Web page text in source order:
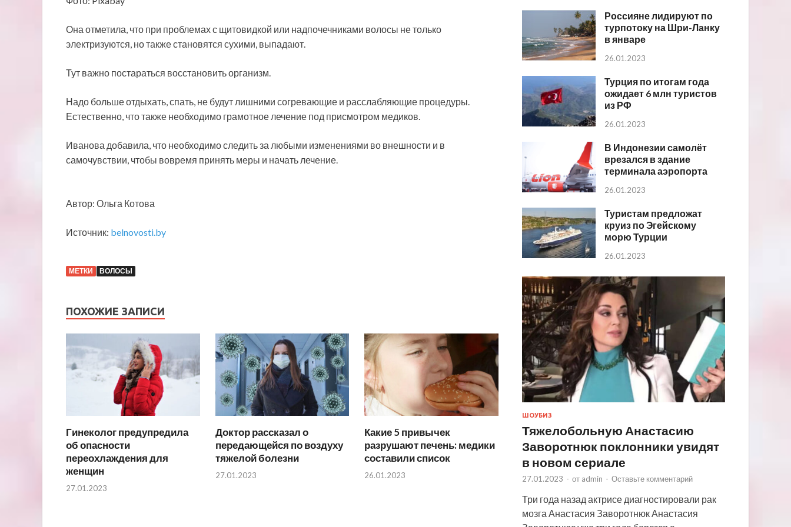
Она отметила, что при проблемах с щитовидкой или надпочечниками волосы не только
электризуются, но также становятся сухими, выпадают.
Тут важно постараться восстановить организм.
Надо больше отдыхать, спать, не будут лишними согревающие и расслабляющие процедуры.
Естественно, что также необходимо грамотное лечение под присмотром медиков.
Иванова добавила, что необходимо следить за любыми изменениями во внешности и в
самочувствии, чтобы вовремя принять меры и начать лечение.
Автор: Ольга Котова
Источник: belnovosti.by
МЕТКИ ВОЛОСЫ
ПОХОЖИЕ ЗАПИСИ
Гинеколог предупредила
об опасности
переохлаждения для
женщин
27.01.2023
Доктор рассказал о
передающейся по воздуху
тяжелой болезни
27.01.2023
Какие 5 привычек
разрушают печень: медики
составили список
26.01.2023
Россияне лидируют по
турпотоку на Шри-Ланку
в январе
26.01.2023
Турция по итогам года
ожидает 6 млн туристов
из РФ
26.01.2023
В Индонезии самолёт
врезался в здание
терминала аэропорта
26.01.2023
Туристам предложат
круиз по Эгейскому
морю Турции
26.01.2023
ШОУБИЗ
Тяжелобольную Анастасию
Заворотнюк поклонники увидят
в новом сериале
27.01.2023 - от admin - Оставьте комментарий
Три года назад актрисе диагностировали рак
мозга Анастасия Заворотнюк Анастасия